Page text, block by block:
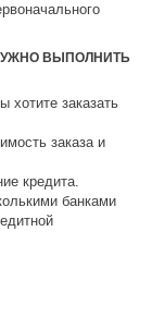
ВЫПОЛНИТЬ
заказать
заказа и
кредита.
банками